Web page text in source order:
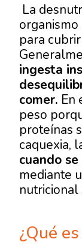
La
para
ingesta
comer. En
peso
proteínas
caquexia,
cuando
mediante
nutricional
¿Qué